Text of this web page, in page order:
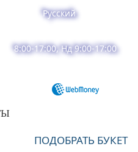
Русский
8:00-17:00, Нд 9:00-17:00
ПОДОБРАТЬ БУКЕТ